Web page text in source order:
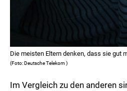
Die meisten Eltern denken, dass sie gut
(Foto: Deutsche Telekom )
Im Vergleich zu den anderen